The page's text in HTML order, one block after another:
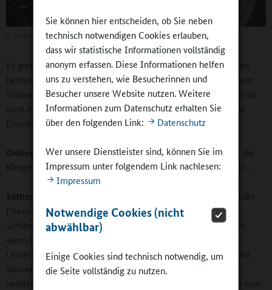
Sie können hier entscheiden, ob Sie neben
technisch notwendigen Cookies erlauben,
dass wir statistische Informationen vollständig
anonym erfassen. Diese Informationen helfen
uns zu verstehen, wie Besucherinnen und
Besucher unsere Website nutzen. Weitere
Informationen zum Datenschutz erhalten Sie
über den folgenden Link:
Datenschutz
Wer unsere Dienstleister sind, können Sie im
Impressum unter folgendem Link nachlesen:
Impressum
Notwendige Cookies (nicht
abwählbar)
Einige Cookies sind technisch notwendig, um
die Seite vollständig zu nutzen.
Britta Hüning
Es gibt auch Jugendverkehrsschulen, die von Verkehrswachten
betrieben werden, in denen Schülerinnen und Schüler in einem
Schonraum mit dem Fahrrad üben können. Hierbei trainieren sie
auch Koordination und Gleichgewicht, Konzentration und das
Einschätzen von Verkehrssituationen.
Online-Redaktion:Nicht selten gefährden die Eltern selbst die
Kinder durch das Hol- und Bringchaos vor dem Schulgebäude...
Sothmann:
Die Verkehrswachten setzen sich dafür ein, dass die
Eltern ihre Kinder nicht zur Schule fahren, sondern die
Schülerinnen und Schüler selbst den Weg zurücklegen lassen,
wenn dies gefahrlos möglich ist. So bekommen sie wichtige
Lernerfahrungen für die eigenständige Verkehrsteilnahme und
stärken ihre motorischen Fähigkeiten. Wir können nichts
verbieten, aber wir möchten sensibilisieren und Alternativen zum